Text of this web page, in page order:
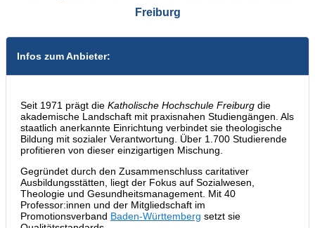
Freiburg
Infos zum Anbieter:
Seit 1971 prägt die Katholische Hochschule Freiburg die
akademische Landschaft mit praxisnahen Studiengängen. Als
staatlich anerkannte Einrichtung verbindet sie theologische
Bildung mit sozialer Verantwortung. Über 1.700 Studierende
profitieren von dieser einzigartigen Mischung.
Gegründet durch den Zusammenschluss caritativer
Ausbildungsstätten, liegt der Fokus auf Sozialwesen,
Theologie und Gesundheitsmanagement. Mit 40
Professor:innen und der Mitgliedschaft im
Promotionsverband Baden-Württemberg setzt sie